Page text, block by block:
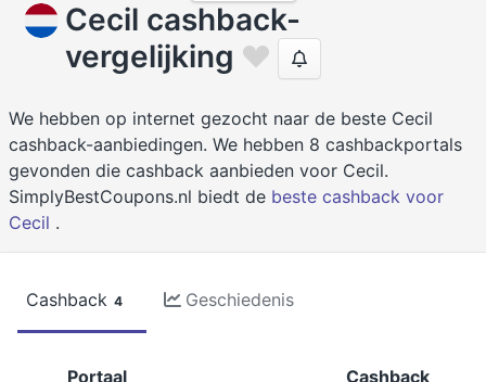
Cecil cashback-
vergelijking
We hebben op internet gezocht naar de beste Cecil
cashback-aanbiedingen. We hebben 8 cashbackportals
gevonden die cashback aanbieden voor Cecil.
SimplyBestCoupons.nl biedt de beste cashback voor
Cecil .
Cashback 4 Geschiedenis
Portaal Cashback